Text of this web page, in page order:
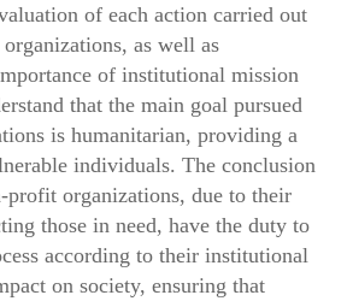
of each action carried out
as well as
of institutional mission
that the main goal pursued
is humanitarian, providing a
individuals. The conclusion
profit organizations, due to their
those in need, have the duty to
according to their institutional
on society, ensuring that